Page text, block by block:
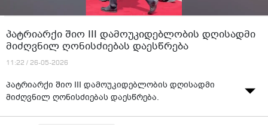
პატრიარქი შიო III დამოუკიდებლობის დღისადმი
მიძღვნილ ღონისძიებას დაესწრება
11:22 / 26-05-2026
პატრიარქი შიო III დამოუკიდებლობის დღისადმი
მიძღვნილ ღონისძიებას დაესწრება.